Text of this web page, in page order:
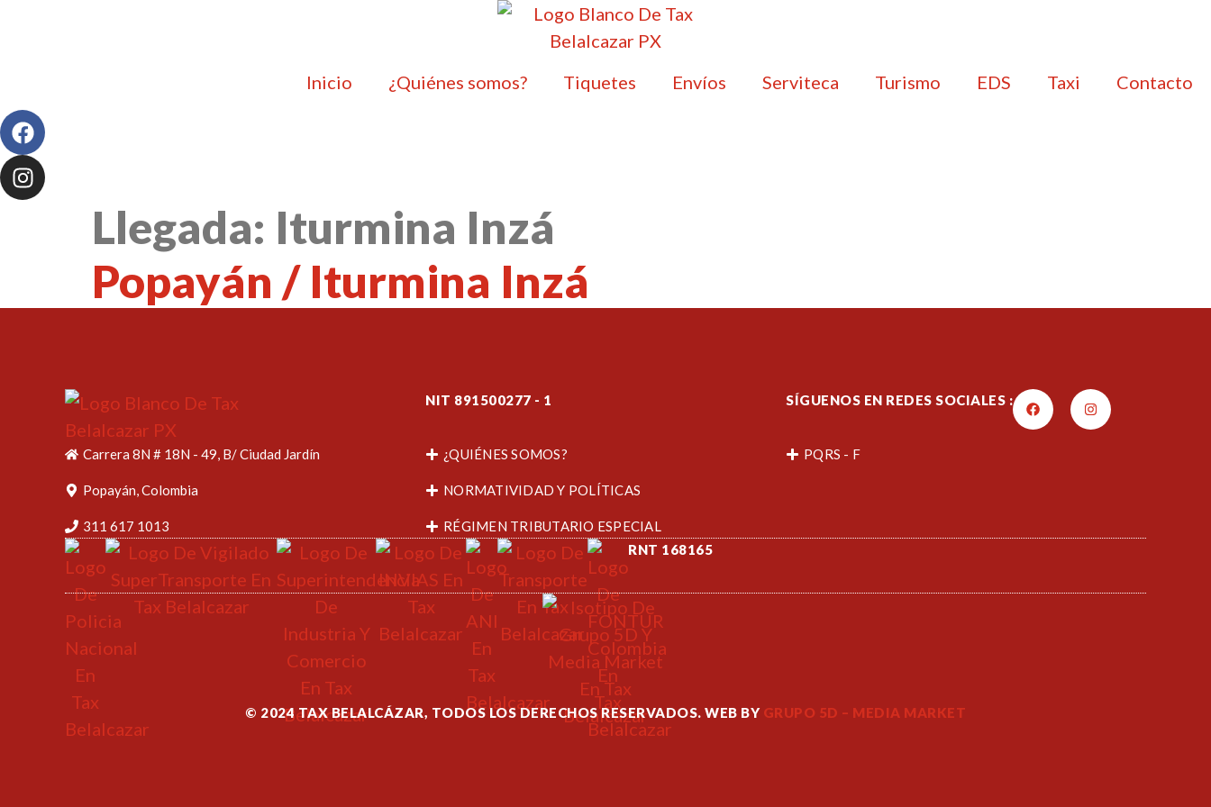
Inicio ¿Quiénes somos? Tiquetes Envíos Serviteca Turismo EDS Taxi Contacto
Llegada: Iturmina Inzá
Popayán / Iturmina Inzá
NIT 891500277 - 1 SÍGUENOS EN REDES SOCIALES :
Carrera 8N # 18N - 49, B/ Ciudad Jardín
Popayán, Colombia
311 617 1013
¿QUIÉNES SOMOS?
NORMATIVIDAD Y POLÍTICAS
RÉGIMEN TRIBUTARIO ESPECIAL
PQRS - F
RNT 168165
© 2024 TAX BELALCÁZAR, TODOS LOS DERECHOS RESERVADOS. WEB BY GRUPO 5D – MEDIA MARKET